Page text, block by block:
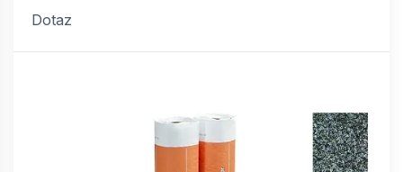
Dotaz